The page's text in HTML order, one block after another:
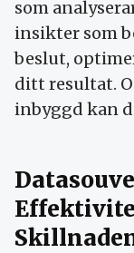
som
insikter som
beslut,
ditt resultat.
inbyggd kan